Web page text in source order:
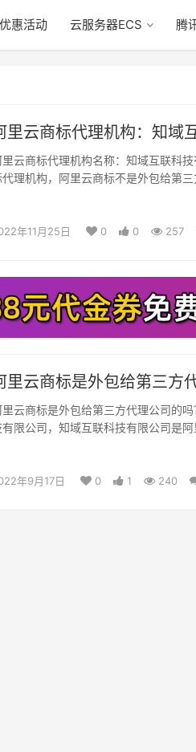
惠活动 云服务器ECS 腾
里云商标代理机构：知域
里云商标代理机构名称：知域互联科
代理机构，阿里云商标不是外包给第
年11月25日 0 0 257
里云商标是外包给第三方
里云商标是外包给第三方代理公司的
有限公司，知域互联科技有限公司是
年9月17日 0 1 240